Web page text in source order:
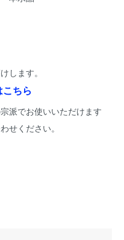
します。
ちら
派でお使いいただけます
せください。